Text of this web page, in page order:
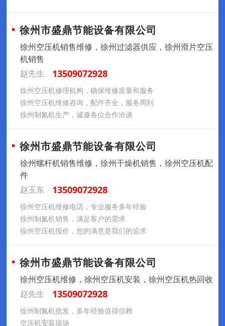
徐州市盛鼎节能设备有限公司
徐州空压机销售维修，徐州过滤器供应，徐州滑片空压
机销售
赵先生
13509072928
徐州空压机修理机构，确保维修质量和服务
徐州空压机维修咨询，配件齐全，服务周到
徐州制氮机生产，诚邀各位合作洽谈
徐州市盛鼎节能设备有限公司
徐州螺杆机销售维修，徐州干燥机销售，徐州空压机配
件
赵玉东
13509072928
徐州空压机维修电话，专业服务多年经验
徐州制氮机销售，满足客户的需求
徐州空压机报价，您的满意是我们的追求
徐州市盛鼎节能设备有限公司
徐州空压机维修，徐州空压机安装，徐州空压机热回收
赵先生
13509072928
徐州制氮机批发，多年经验值得信赖
空压机安装现场